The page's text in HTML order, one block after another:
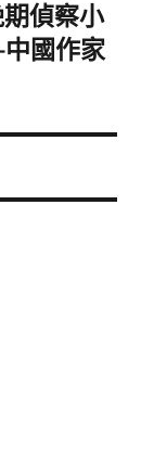
偵察小
國作家